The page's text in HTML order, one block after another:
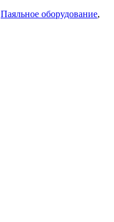
Паяльное оборудование,